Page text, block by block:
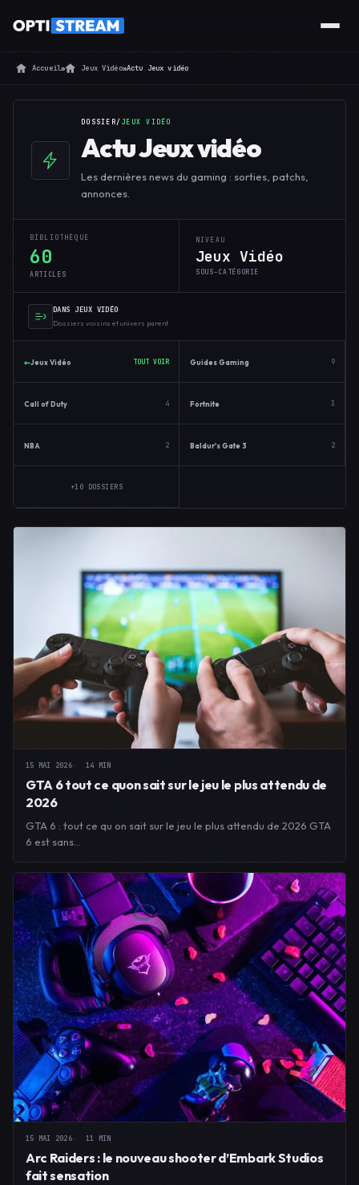
Accueil» Jeux Vidéo»Actu Jeux vidéo
DOSSIER / JEUX VIDÉO
Actu Jeux vidéo
Les dernières news du gaming : sorties, patchs,
annonces.
BIBLIOTHÈQUE
60
ARTICLES
NIVEAU
Jeux Vidéo
SOUS-CATÉGORIE
DANS JEUX VIDÉO
Dossiers voisins et univers parent
←Jeux Vidéo TOUT VOIR Guides Gaming 9
Call of Duty 4 Fortnite 3
NBA 2 Baldur's Gate 3 2
+10 DOSSIERS
15 MAI 2026 14 MIN
GTA 6 tout ce quon sait sur le jeu le plus attendu de
2026
GTA 6 : tout ce qu on sait sur le jeu le plus attendu de 2026 GTA
6 est sans…
15 MAI 2026 11 MIN
Arc Raiders : le nouveau shooter d’Embark Studios
fait sensation